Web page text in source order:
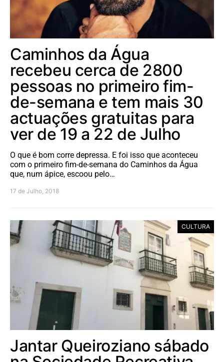
Caminhos da Água
recebeu cerca de 2800
pessoas no primeiro fim-
de-semana e tem mais 30
actuações gratuitas para
ver de 19 a 22 de Julho
O que é bom corre depressa. E foi isso que aconteceu
com o primeiro fim-de-semana do Caminhos da Água
que, num ápice, escoou pelo…
17 de Julho, 2018
CULTURA
Jantar Queiroziano sábado